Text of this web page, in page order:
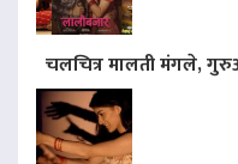
चलचित्र मालती मंगले,